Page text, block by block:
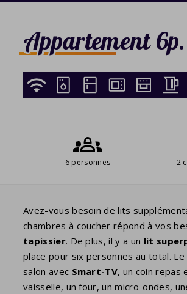
Appartement 6p.
6 personnes 2
Avez-vous besoin de lits
chambres à coucher répond à vos
tapissier. De plus, il y a un lit
place pour six personnes au total.
salon avec Smart-TV, un coin repas
vaisselle, un four, un micro-ondes,